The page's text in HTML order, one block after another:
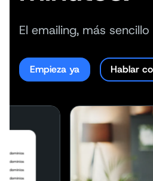
El emailing, más
Empieza ya Hablar